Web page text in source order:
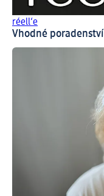
réell‘e
Vhodné poradenství